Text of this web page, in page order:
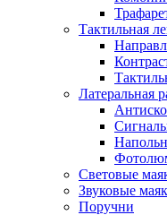
Тактильная
Латеральная
Световые
Звуковые
Поручни